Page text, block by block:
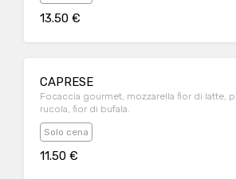
13.50 €
CAPRESE
Focaccia gourmet, mozzarella fior di latte,
rucola, fior di bufala.
Solo cena
11.50 €